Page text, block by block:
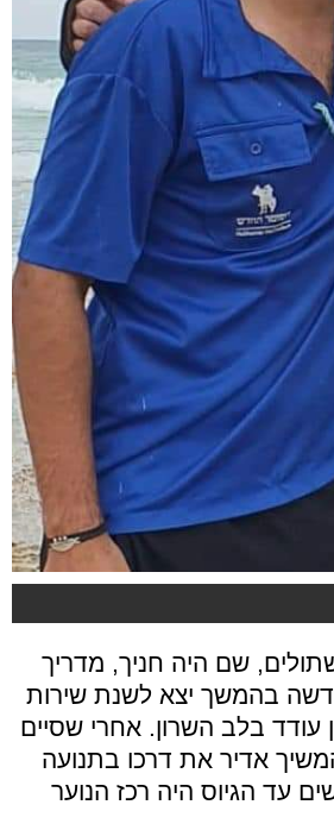
שם היה חניך, מדריך
בהמשך יצא לשנת שירות
עודד בלב השרון. אחרי שסיים
אדיר את דרכו בתנועה
עד הגיוס היה רכז הנוער